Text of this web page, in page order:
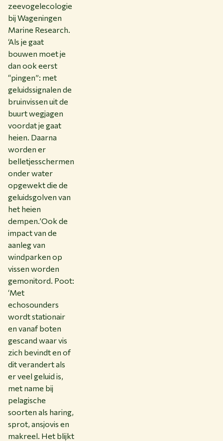
zeevogelecologie
bij Wageningen
Marine Research.
‘Als je gaat
bouwen moet je
dan ook eerst
“pingen”: met
geluidssignalen de
bruinvissen uit de
buurt wegjagen
voordat je gaat
heien. Daarna
worden er
belletjesschermen
onder water
opgewekt die de
geluidsgolven van
het heien
dempen.’Ook de
impact van de
aanleg van
windparken op
vissen worden
gemonitord. Poot:
‘Met
echosounders
wordt stationair
en vanaf boten
gescand waar vis
zich bevindt en of
dit verandert als
er veel geluid is,
met name bij
pelagische
soorten als haring,
sprot, ansjovis en
makreel. Het blijkt